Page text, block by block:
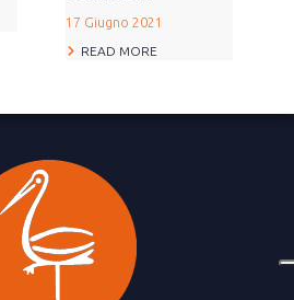
17 Giugno 2021
READ MORE